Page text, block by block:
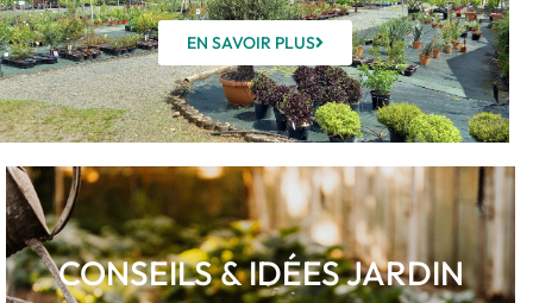
EN SAVOIR PLUS
CONSEILS & IDÉES JARDIN